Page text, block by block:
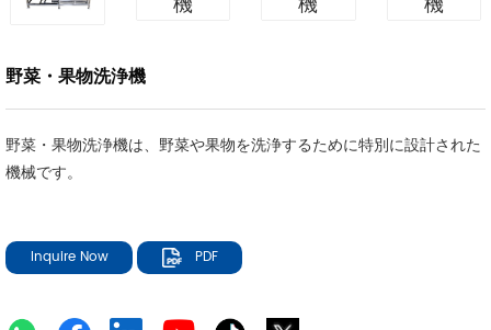
野菜・果物洗浄機
野菜・果物洗浄機は、野菜や果物を洗浄するために特別に設計された
機械です。
Inquire Now PDF